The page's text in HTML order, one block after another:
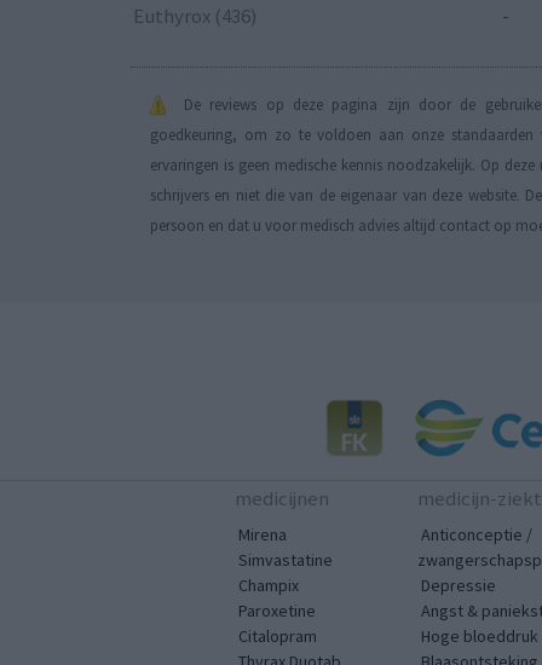
Euthyrox (436)
-
De reviews op deze pagina zijn door de
goedkeuring, om zo te voldoen aan onze
ervaringen is geen medische kennis noodzakelijk. Op
schrijvers en niet die van de eigenaar van deze website.
persoon en dat u voor medisch advies altijd contact op
medicijnen
Mirena
Simvastatine
Champix
Paroxetine
Citalopram
medicijn-
Anticonceptie /
Depressie
Angst &
Hoge bloeddruk